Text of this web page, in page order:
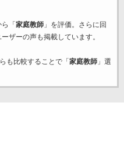
「 家庭教師」を評価。さらに回
ザーの声も掲載しています。
も比較することで「 家庭教師」選